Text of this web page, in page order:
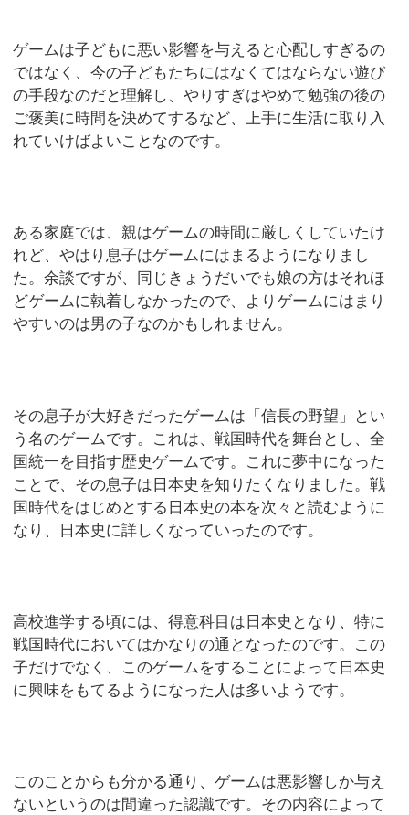
ゲームは子どもに悪い影響を与えると心配しすぎるの
ではなく、今の子どもたちにはなくてはならない遊び
の手段なのだと理解し、やりすぎはやめて勉強の後の
ご褒美に時間を決めてするなど、上手に生活に取り入
れていけばよいことなのです。
ある家庭では、親はゲームの時間に厳しくしていたけ
れど、やはり息子はゲームにはまるようになりまし
た。余談ですが、同じきょうだいでも娘の方はそれほ
どゲームに執着しなかったので、よりゲームにはまり
やすいのは男の子なのかもしれません。
その息子が大好きだったゲームは「信長の野望」とい
う名のゲームです。これは、戦国時代を舞台とし、全
国統一を目指す歴史ゲームです。これに夢中になった
ことで、その息子は日本史を知りたくなりました。戦
国時代をはじめとする日本史の本を次々と読むように
なり、日本史に詳しくなっていったのです。
高校進学する頃には、得意科目は日本史となり、特に
戦国時代においてはかなりの通となったのです。この
子だけでなく、このゲームをすることによって日本史
に興味をもてるようになった人は多いようです。
このことからも分かる通り、ゲームは悪影響しか与え
ないというのは間違った認識です。その内容によって